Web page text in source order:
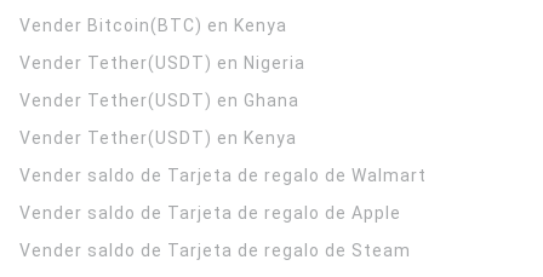
Vender Bitcoin(BTC) en Kenya
Vender Tether(USDT) en Nigeria
Vender Tether(USDT) en Ghana
Vender Tether(USDT) en Kenya
Vender saldo de Tarjeta de regalo de Walmart
Vender saldo de Tarjeta de regalo de Apple
Vender saldo de Tarjeta de regalo de Steam